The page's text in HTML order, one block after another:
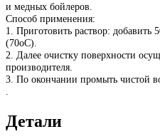
и медных бойлеров.
Способ применения:
1. Приготовить раствор: добавить
(70оС).
2. Далее очистку поверхности
производителя.
3. По окончании промыть чистой
.
Детали